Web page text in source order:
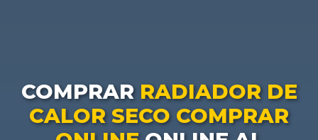
COMPRAR RADIADOR DE
CALOR SECO COMPRAR